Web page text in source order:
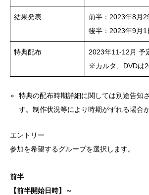
結果発表
前半：2023年8月
後半：2023年9月1
特典配布
2023年11-12月 予
※カルタ、DVDは
特典の配布時期詳細に関しては別途告知
す。制作状況等により時期がずれる場合
エントリー
参加を希望するグループを選択します。
前半
【前半開始日時】～